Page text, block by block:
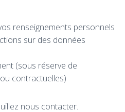
renseignements personnels
sur des données
(sous réserve de
contractuelles)
nous contacter.